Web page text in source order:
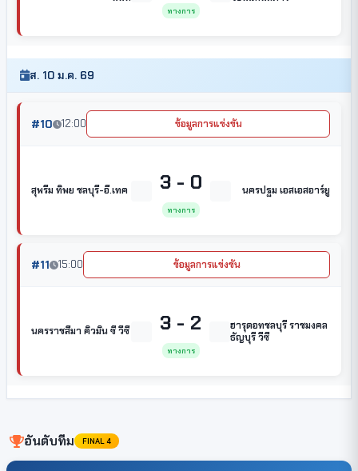
ทางการ
ส. 10 ม.ค. 69
#10 12:00 ข้อมูลการแข่งขัน
สุพรีม ทิพย ชลบุรี-อี.เทค 3 - 0
ทางการ
นครปฐม เอสเอสอาร์ยู
#11 15:00 ข้อมูลการแข่งขัน
นครราชสีมา คิวมิน ซี วีซี 3 - 2
ทางการ
ฮารุดอทชลบุรี ราชมงคล
ธัญบุรี วีซี
อันดับทีม FINAL 4